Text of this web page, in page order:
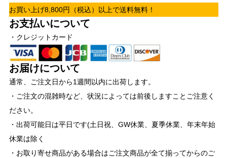
お買い上げ8,800円（税込）以上で送料無料！
お支払いについて
・クレジットカード
お届けについて
通常、ご注文日から1週間以内に出荷します。
・ご注文の混雑時など、状況によっては前後しますことご注意く
ださい。
・出荷可能日は平日です(土日祝、GW休業、夏季休業、年末年始
休業は除く
・お取り寄せ商品がある場合はご注文商品が全て揃ってからのご